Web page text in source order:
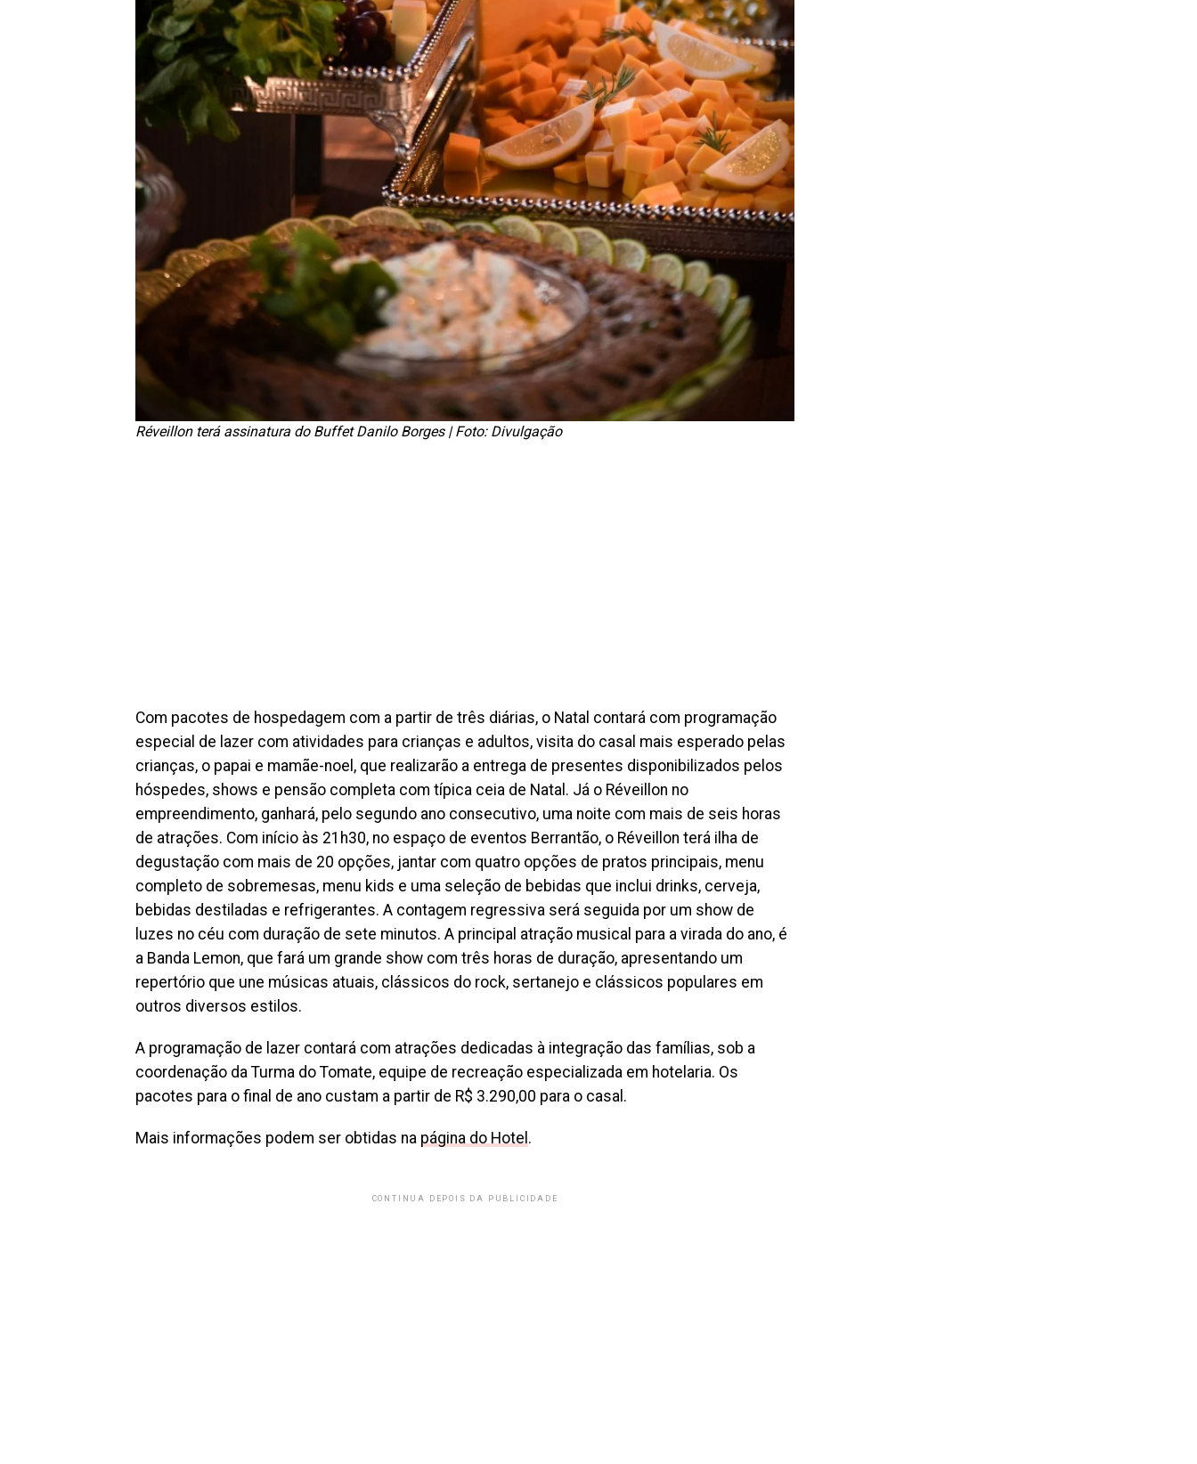
Réveillon terá assinatura do Buffet Danilo Borges | Foto: Divulgação
Com pacotes de hospedagem com a partir de três diárias, o Natal contará com programação
especial de lazer com atividades para crianças e adultos, visita do casal mais esperado pelas
crianças, o papai e mamãe-noel, que realizarão a entrega de presentes disponibilizados pelos
hóspedes, shows e pensão completa com típica ceia de Natal. Já o Réveillon no
empreendimento, ganhará, pelo segundo ano consecutivo, uma noite com mais de seis horas
de atrações. Com início às 21h30, no espaço de eventos Berrantão, o Réveillon terá ilha de
degustação com mais de 20 opções, jantar com quatro opções de pratos principais, menu
completo de sobremesas, menu kids e uma seleção de bebidas que inclui drinks, cerveja,
bebidas destiladas e refrigerantes. A contagem regressiva será seguida por um show de
luzes no céu com duração de sete minutos. A principal atração musical para a virada do ano, é
a Banda Lemon, que fará um grande show com três horas de duração, apresentando um
repertório que une músicas atuais, clássicos do rock, sertanejo e clássicos populares em
outros diversos estilos.
A programação de lazer contará com atrações dedicadas à integração das famílias, sob a
coordenação da Turma do Tomate, equipe de recreação especializada em hotelaria. Os
pacotes para o final de ano custam a partir de R$ 3.290,00 para o casal.
Mais informações podem ser obtidas na página do Hotel .
CONTINUA DEPOIS DA PUBLICIDADE